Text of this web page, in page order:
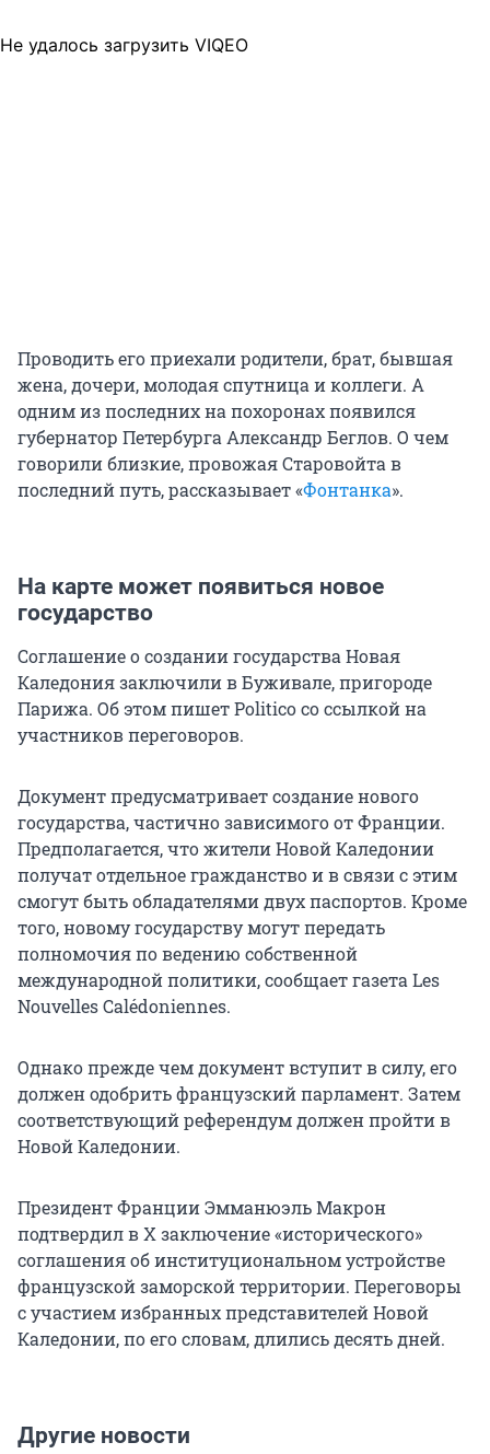
Не удалось загрузить VIQEO
Проводить его приехали родители, брат, бывшая
жена, дочери, молодая спутница и коллеги. А
одним из последних на похоронах появился
губернатор Петербурга Александр Беглов. О чем
говорили близкие, провожая Старовойта в
последний путь, рассказывает «Фонтанка».
На карте может появиться новое
государство
Соглашение о создании государства Новая
Каледония заключили в Буживале, пригороде
Парижа. Об этом пишет Politico со ссылкой на
участников переговоров.
Документ предусматривает создание нового
государства, частично зависимого от Франции.
Предполагается, что жители Новой Каледонии
получат отдельное гражданство и в связи с этим
смогут быть обладателями двух паспортов. Кроме
того, новому государству могут передать
полномочия по ведению собственной
международной политики, сообщает газета Les
Nouvelles Calédoniennes.
Однако прежде чем документ вступит в силу, его
должен одобрить французский парламент. Затем
соответствующий референдум должен пройти в
Новой Каледонии.
Президент Франции Эмманюэль Макрон
подтвердил в X заключение «исторического»
соглашения об институциональном устройстве
французской заморской территории. Переговоры
с участием избранных представителей Новой
Каледонии, по его словам, длились десять дней.
Другие новости